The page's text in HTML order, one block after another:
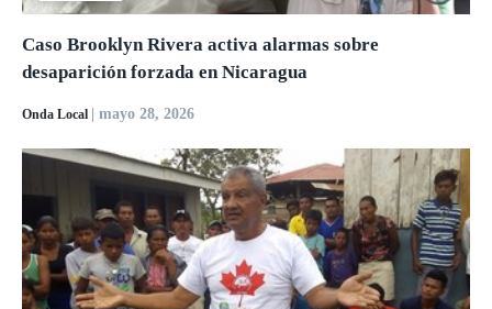
Caso Brooklyn Rivera activa alarmas sobre
desaparición forzada en Nicaragua
Onda Local | mayo 28, 2026